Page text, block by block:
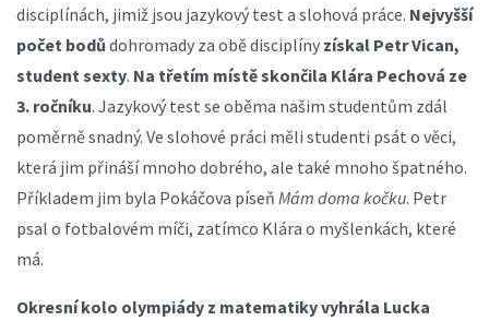
disciplínách, jimiž jsou jazykový test a slohová práce. Nejvyšší
počet bodů dohromady za obě disciplíny získal Petr Vican,
student sexty. Na třetím místě skončila Klára Pechová ze
3. ročníku. Jazykový test se oběma našim studentům zdál
poměrně snadný. Ve slohové práci měli studenti psát o věci,
která jim přináší mnoho dobrého, ale také mnoho špatného.
Příkladem jim byla Pokáčova píseň Mám doma kočku. Petr
psal o fotbalovém míči, zatímco Klára o myšlenkách, které
má.
Okresní kolo olympiády z matematiky vyhrála Lucka